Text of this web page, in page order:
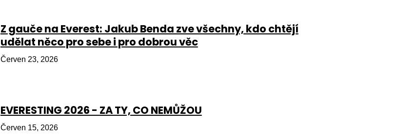
Z gauče na Everest: Jakub Benda zve všechny, kdo chtějí
udělat něco pro sebe i pro dobrou věc
Červen 23, 2026
EVERESTING 2026 - ZA TY, CO NEMŮŽOU
Červen 15, 2026